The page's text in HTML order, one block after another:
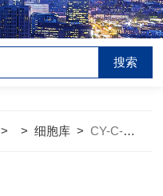
> >细胞库 >CY-C-R0014大鼠少突胶质前体细胞系OLN-93